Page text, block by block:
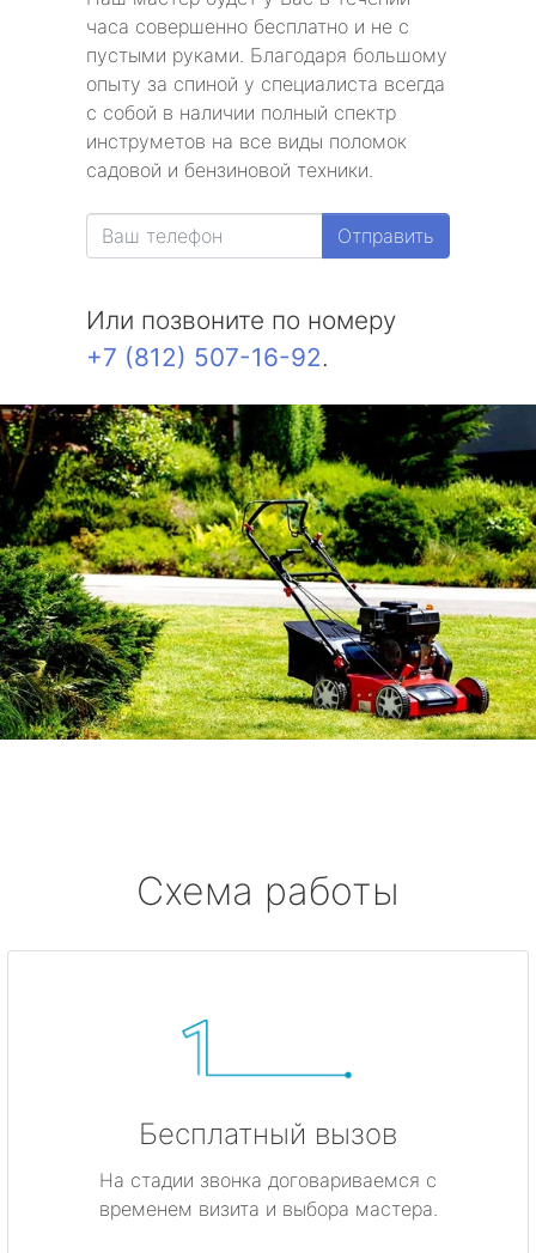
часа совершенно бесплатно и не с
пустыми руками. Благодаря большому
опыту за спиной у специалиста всегда
с собой в наличии полный спектр
инструметов на все виды поломок
садовой и бензиновой техники.
Отправить
Или позвоните по номеру
+7 (812) 507-16-92.
Схема работы
Бесплатный вызов
На стадии звонка договариваемся с
временем визита и выбора мастера.